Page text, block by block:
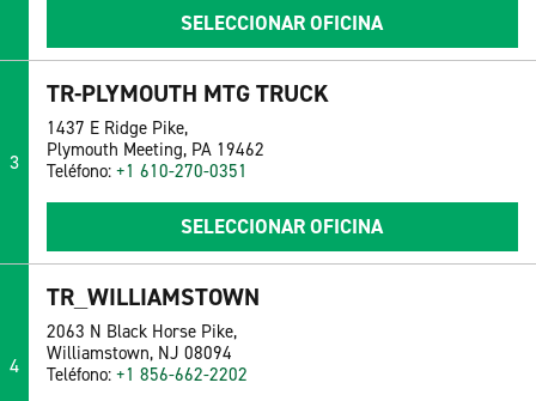
SELECCIONAR OFICINA
3
TR-PLYMOUTH MTG TRUCK
1437 E Ridge Pike,
Plymouth Meeting, PA 19462
Teléfono: +1 610-270-0351
SELECCIONAR OFICINA
4
TR_WILLIAMSTOWN
2063 N Black Horse Pike,
Williamstown, NJ 08094
Teléfono: +1 856-662-2202